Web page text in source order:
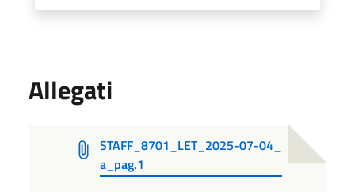
Allegati
STAFF_8701_LET_2025-07-04_
a_pag.1